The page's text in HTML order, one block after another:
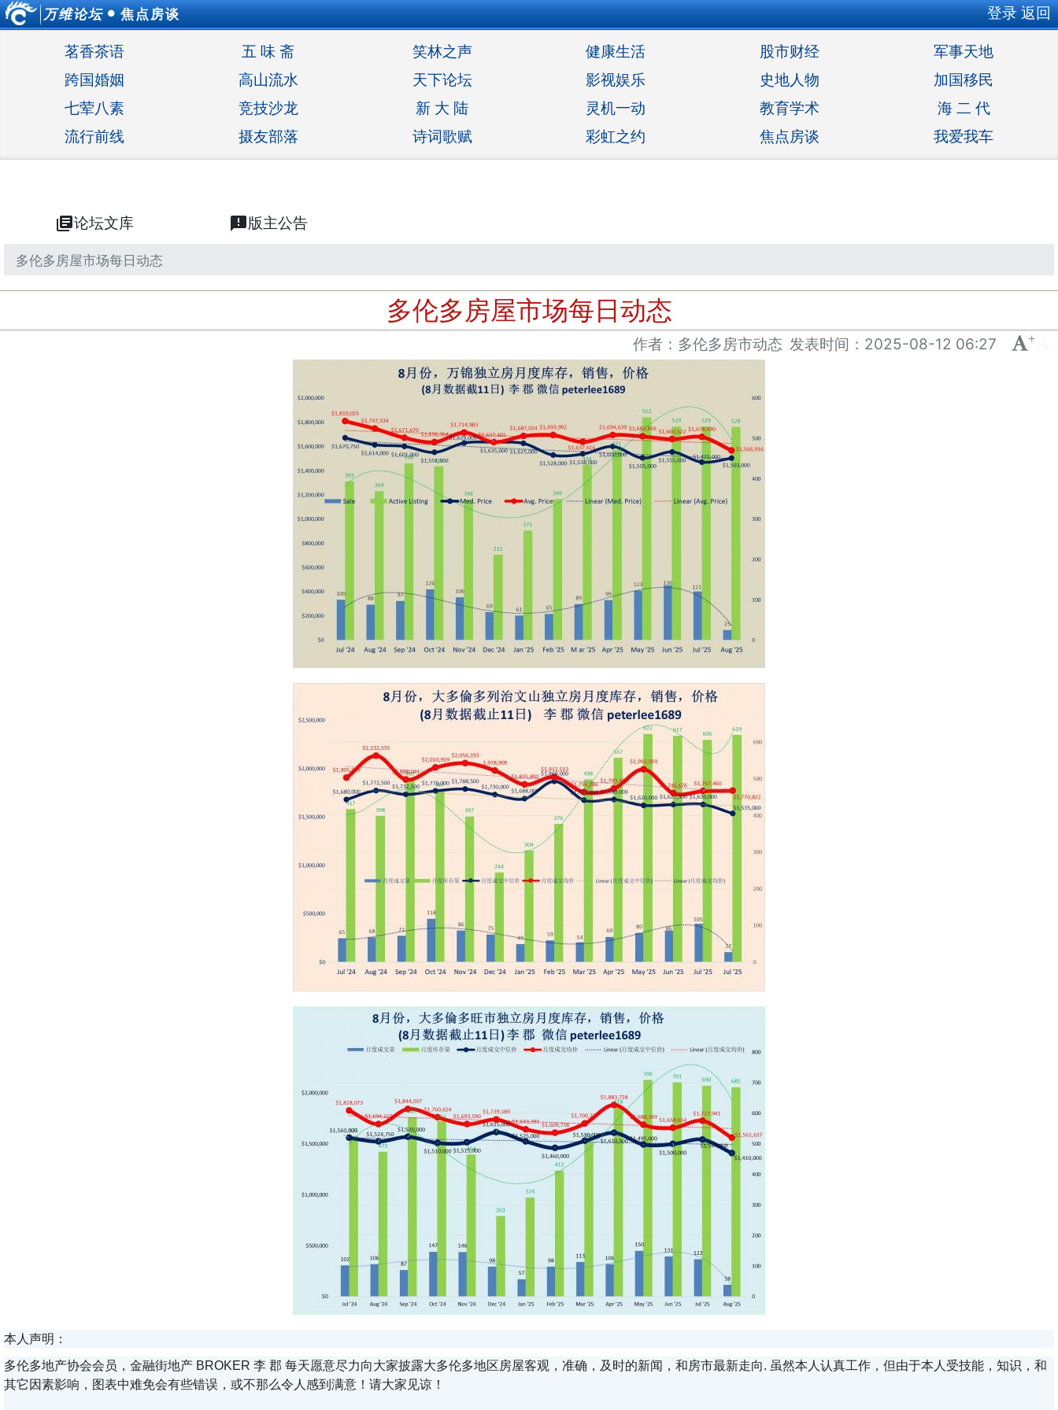
万维论坛 ● 焦点房谈 登录 返回
茗香茶语 五 味 斋 笑林之声 健康生活 股市财经
军事天地
跨国婚姻
高山流水 天下论坛 影视娱乐 史地人物
加国移民
七荤八素
竞技沙龙 新 大 陆 灵机一动 教育学术
海 二 代
流行前线
摄友部落 诗词歌赋 彩虹之约 焦点房谈 我爱我车
library_books论坛文库 announcement版主公告
多伦多房屋市场每日动态
多伦多房屋市场每日动态
作者：多伦多房市动态 发表时间： 2025-08-12 06:27 +
本人声明：
多伦多地产协会会员，金融街地产 BROKER 李 郡 每天愿意尽力向大家披露大多伦多地区房屋客观，准确，及时的新闻，和房市最新走向. 虽然本人认真工作，但由于本人受技能，知识，和
其它因素影响，图表中难免会有些错误，或不那么令人感到满意！请大家见谅！